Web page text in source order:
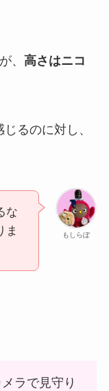
、 高さはニコ
るのに対し、
もしらぼ
な
ま
ラで見守り